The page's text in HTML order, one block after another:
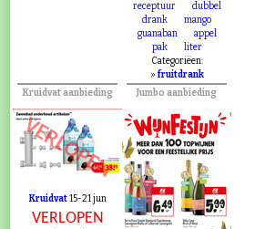
receptuur
dubbel
drank
mango
guanaban
appel
pak
liter
Categoriëen:
» fruitdrank
Kruidvat aanbieding
VERLOPEN
Kruidvat15-21 jun
VERLOPEN
Jumbo aanbieding